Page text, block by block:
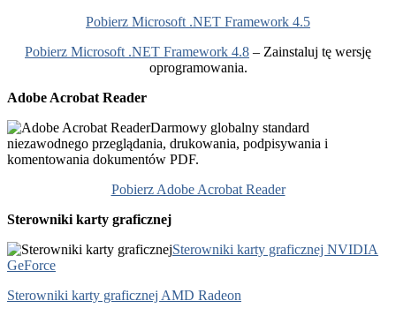
Pobierz Microsoft .NET Framework 4.5
Pobierz Microsoft .NET Framework 4.8 – Zainstaluj tę wersję
oprogramowania.
Adobe Acrobat Reader
Darmowy globalny standard
niezawodnego przeglądania, drukowania, podpisywania i
komentowania dokumentów PDF.
Pobierz Adobe Acrobat Reader
Sterowniki karty graficznej
Sterowniki karty graficznej NVIDIA
GeForce
Sterowniki karty graficznej AMD Radeon